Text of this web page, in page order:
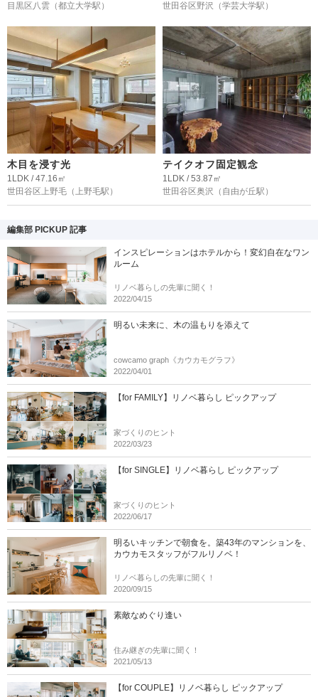
目黒区八雲 （都立大学駅）
世田谷区野沢 （学芸大学駅）
木目を浸す光
1LDK / 47.16㎡
世田谷区上野毛 （上野毛駅）
テイクオフ固定観念
1LDK / 53.87㎡
世田谷区奥沢 （自由が丘駅）
編集部 PICKUP 記事
インスピレーションはホテルから！変幻自在なワン
ルーム
リノベ暮らしの先輩に聞く！
2022/04/15
明るい未来に、木の温もりを添えて
cowcamo graph《カウカモグラフ》
2022/04/01
【for FAMILY】リノベ暮らし ピックアップ
家づくりのヒント
2022/03/23
【for SINGLE】リノベ暮らし ピックアップ
家づくりのヒント
2022/06/17
明るいキッチンで朝食を。築43年のマンションを、
カウカモスタッフがフルリノベ！
リノベ暮らしの先輩に聞く！
2020/09/15
素敵なめぐり逢い
住み継ぎの先輩に聞く！
2021/05/13
【for COUPLE】リノベ暮らし ピックアップ